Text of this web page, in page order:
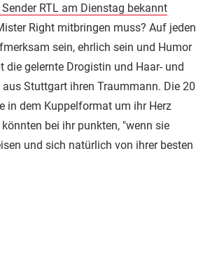
RTL am Dienstag bekannt
Right mitbringen muss? Auf jeden
sein, ehrlich sein und Humor
die gelernte Drogistin und Haar- und
Stuttgart ihren Traummann. Die 20
in dem Kuppelformat um ihr Herz
bei ihr punkten, "wenn sie
und sich natürlich von ihrer besten